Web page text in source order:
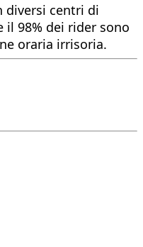
diversi centri di
il 98% dei rider sono
oraria irrisoria.